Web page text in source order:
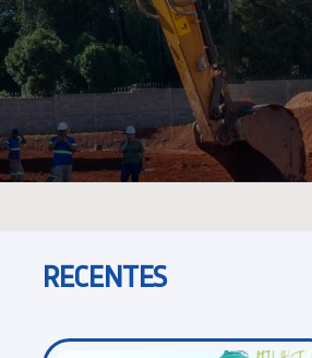
RECENTES